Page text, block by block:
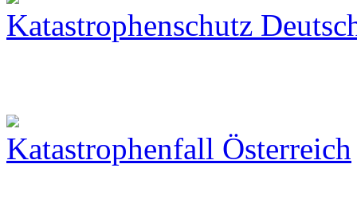
Katastrophenschutz
Katastrophenfall Österreich